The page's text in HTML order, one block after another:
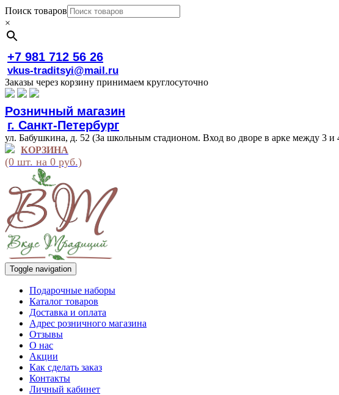
Поиск товаров
×
+7 981 712 56 26
vkus-traditsyi@mail.ru
Заказы через корзину принимаем круглосуточно
Розничный магазин
г. Санкт-Петербург
ул. Бабушкина, д. 52 (За школьным стадионом. Вход во дворе в арке между 3
КОРЗИНА
(0 шт. на 0 руб.)
Toggle navigation
Подарочные наборы
Каталог товаров
Доставка и оплата
Адрес розничного магазина
Отзывы
О нас
Акции
Как сделать заказ
Контакты
Личный кабинет